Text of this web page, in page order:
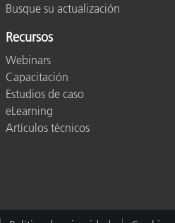
Busque su actualización
Recursos
Webinars
Capacitación
Estudios de caso
eLearning
Artículos técnicos